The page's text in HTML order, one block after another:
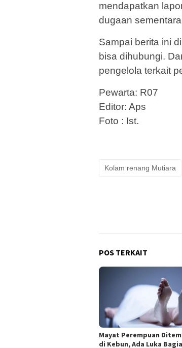
mendapatkan
dugaan
Sampai berita ini
bisa dihubungi.
pengelola terkait
Pewarta: R07
Editor: Aps
Foto : Ist.
Kolam renang Mutiara
POS TERKAIT
Mayat Perempuan
di Kebun, Ada Luka